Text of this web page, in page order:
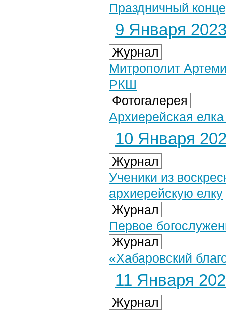
Праздничный
9 Января 2023
Журнал
Митрополит
РКШ
Фотогалерея
Архиерейская
10 Января
Журнал
Ученики из
архиерейскую елку
Журнал
Первое
Журнал
«Хабаровский
11 Января
Журнал